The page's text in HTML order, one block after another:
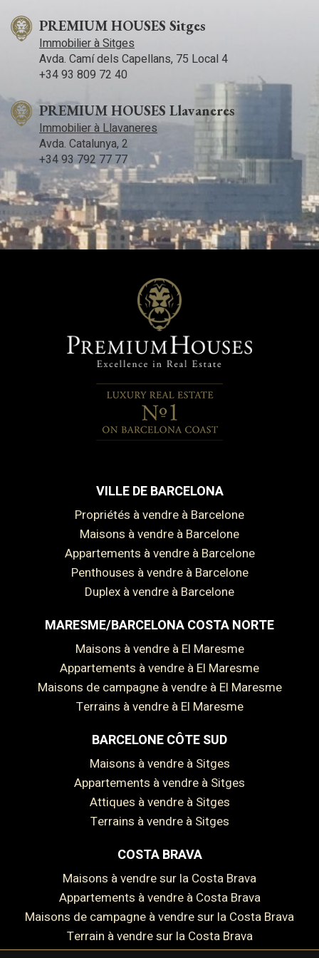
médicos/ hospital.
PREMIUM HOUSES Sitges
Immobilier à Sitges
Avda. Camí­ dels Capellans, 75 Local 4
+34 93 809 72 40
PREMIUM HOUSES Llavaneres
Immobilier à Llavaneres
Avda. Catalunya, 2
+34 93 792 77 77
VILLE DE BARCELONA
Propriétés à vendre à Barcelone
Maisons à vendre à Barcelone
Appartements à vendre à Barcelone
Penthouses à vendre à Barcelone
Duplex à vendre à Barcelone
MARESME/BARCELONA COSTA NORTE
Maisons à vendre à El Maresme
Appartements à vendre à El Maresme
Maisons de campagne à vendre à El Maresme
Terrains à vendre à El Maresme
BARCELONE CÔTE SUD
Maisons à vendre à Sitges
Appartements à vendre à Sitges
Attiques à vendre à Sitges
Terrains à vendre à Sitges
COSTA BRAVA
Maisons à vendre sur la Costa Brava
Appartements à vendre à Costa Brava
Maisons de campagne à vendre sur la Costa Brava
Terrain à vendre sur la Costa Brava
Enregistrer les paramètres Tout accepter